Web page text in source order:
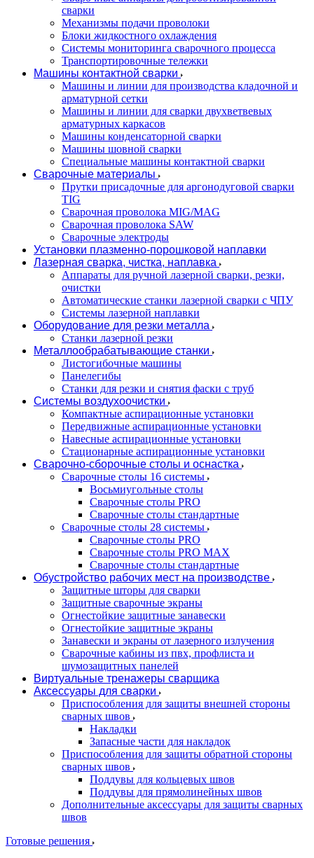
сварки
Механизмы подачи проволоки
Блоки жидкостного охлаждения
Системы мониторинга сварочного процесса
Транспортировочные тележки
Машины контактной сварки
Машины и линии для производства кладочной и
арматурной сетки
Машины и линии для сварки двухветвевых
арматурных каркасов
Машины конденсаторной сварки
Машины шовной сварки
Специальные машины контактной сварки
Сварочные материалы
Прутки присадочные для аргонодуговой сварки
TIG
Сварочная проволока MIG/MAG
Сварочная проволока SAW
Сварочные электроды
Установки плазменно-порошковой наплавки
Лазерная сварка, чистка, наплавка
Аппараты для ручной лазерной сварки, резки,
очистки
Автоматические станки лазерной сварки с ЧПУ
Системы лазерной наплавки
Оборудование для резки металла
Станки лазерной резки
Металлообрабатывающие станки
Листогибочные машины
Панелегибы
Станки для резки и снятия фаски с труб
Системы воздухоочистки
Компактные аспирационные установки
Передвижные аспирационные установки
Навесные аспирационные установки
Стационарные аспирационные установки
Сварочно-сборочные столы и оснастка
Сварочные столы 16 системы
Восьмиугольные столы
Сварочные столы PRO
Сварочные столы стандартные
Сварочные столы 28 системы
Сварочные столы PRO
Сварочные столы PRO MAX
Сварочные столы стандартные
Обустройство рабочих мест на производстве
Защитные шторы для сварки
Защитные сварочные экраны
Огнестойкие защитные занавески
Огнестойкие защитные экраны
Занавески и экраны от лазерного излучения
Сварочные кабины из пвх, профлиста и
шумозащитных панелей
Виртуальные тренажеры сварщика
Аксессуары для сварки
Приспособления для защиты внешней стороны
сварных швов
Накладки
Запасные части для накладок
Приспособления для защиты обратной стороны
сварных швов
Поддувы для кольцевых швов
Поддувы для прямолинейных швов
Дополнительные аксессуары для защиты сварных
швов
Готовые решения